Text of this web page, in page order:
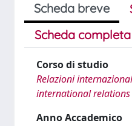
Scheda breve
Scheda
Corso di studio
Relazioni
international relations
Anno Accademico